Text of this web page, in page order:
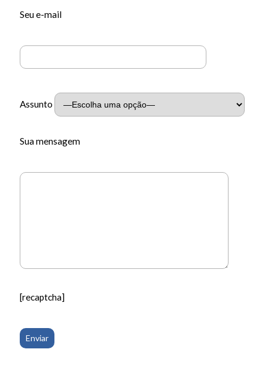
Seu e-mail
Assunto
Sua mensagem
[recaptcha]